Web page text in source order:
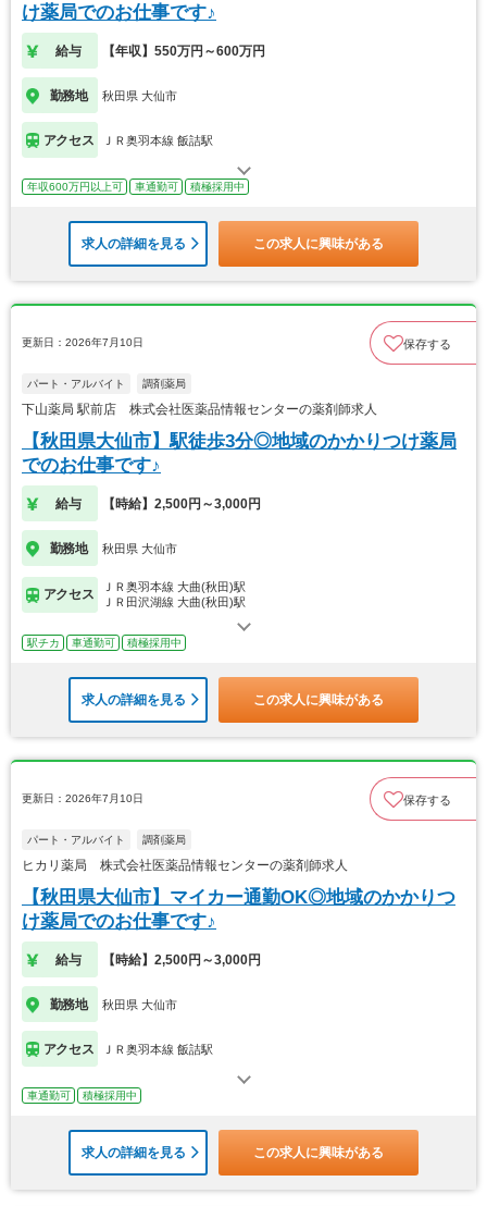
け薬局でのお仕事です♪
給与 【年収】550万円～600万円
勤務地 秋田県 大仙市
アクセス ＪＲ奥羽本線 飯詰駅
年収600万円以上可 車通勤可 積極採用中
求人の詳細を見る この求人に興味がある
更新日：2026年7月10日 保存する
パート・アルバイト 調剤薬局
下山薬局 駅前店 株式会社医薬品情報センターの薬剤師求人
【秋田県大仙市】駅徒歩3分◎地域のかかりつけ薬局
でのお仕事です♪
給与 【時給】2,500円～3,000円
勤務地 秋田県 大仙市
アクセス
ＪＲ奥羽本線 大曲(秋田)駅
ＪＲ田沢湖線 大曲(秋田)駅
駅チカ 車通勤可 積極採用中
求人の詳細を見る この求人に興味がある
更新日：2026年7月10日 保存する
パート・アルバイト 調剤薬局
ヒカリ薬局 株式会社医薬品情報センターの薬剤師求人
【秋田県大仙市】マイカー通勤OK◎地域のかかりつ
け薬局でのお仕事です♪
給与 【時給】2,500円～3,000円
勤務地 秋田県 大仙市
アクセス ＪＲ奥羽本線 飯詰駅
車通勤可 積極採用中
求人の詳細を見る この求人に興味がある